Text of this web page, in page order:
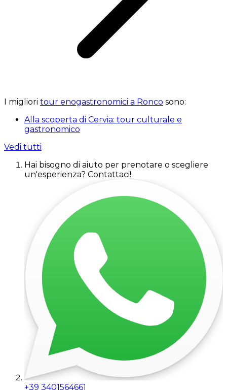
I migliori tour enogastronomici a Ronco sono:
Alla scoperta di Cervia: tour culturale e
gastronomico
Vedi tutti
Hai bisogno di aiuto per prenotare o scegliere
un'esperienza? Contattaci!
+39 3401564661